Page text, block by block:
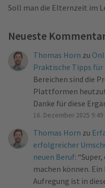
Soll man die Elternzeit im
Neueste
Thomas Horn zu
Praktische Tipps für
Bereichen sind die
Plattformen
Danke für diese
16. Dezember 2025 9:49
Thomas Horn zu
erfolgreicher
neuen Beruf: “
machen können.
Aufregung ist in